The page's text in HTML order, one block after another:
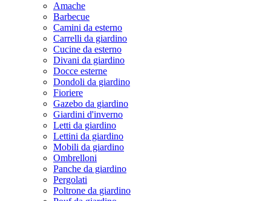
Amache
Barbecue
Camini da esterno
Carrelli da giardino
Cucine da esterno
Divani da giardino
Docce esterne
Dondoli da giardino
Fioriere
Gazebo da giardino
Giardini d'inverno
Letti da giardino
Lettini da giardino
Mobili da giardino
Ombrelloni
Panche da giardino
Pergolati
Poltrone da giardino